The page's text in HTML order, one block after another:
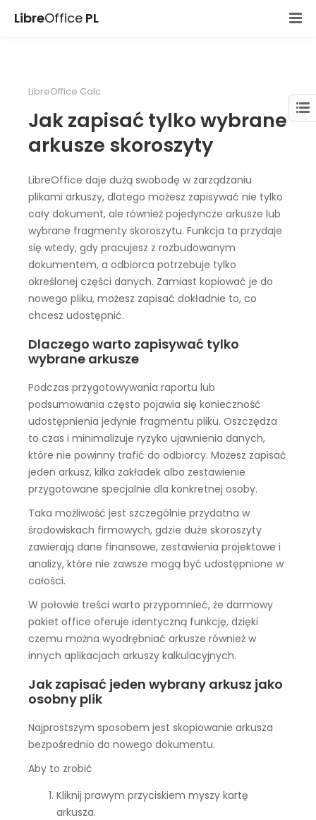
LibreOffice PL
LibreOffice Calc
Jak zapisać tylko wybrane
arkusze skoroszyty
LibreOffice daje dużą swobodę w zarządzaniu
plikami arkuszy, dlatego możesz zapisywać nie tylko
cały dokument, ale również pojedyncze arkusze lub
wybrane fragmenty skoroszytu. Funkcja ta przydaje
się wtedy, gdy pracujesz z rozbudowanym
dokumentem, a odbiorca potrzebuje tylko
określonej części danych. Zamiast kopiować je do
nowego pliku, możesz zapisać dokładnie to, co
chcesz udostępnić.
Dlaczego warto zapisywać tylko
wybrane arkusze
Podczas przygotowywania raportu lub
podsumowania często pojawia się konieczność
udostępnienia jedynie fragmentu pliku. Oszczędza
to czas i minimalizuje ryzyko ujawnienia danych,
które nie powinny trafić do odbiorcy. Możesz zapisać
jeden arkusz, kilka zakładek albo zestawienie
przygotowane specjalnie dla konkretnej osoby.
Taka możliwość jest szczególnie przydatna w
środowiskach firmowych, gdzie duże skoroszyty
zawierają dane finansowe, zestawienia projektowe i
analizy, które nie zawsze mogą być udostępnione w
całości.
W połowie treści warto przypomnieć, że darmowy
pakiet office oferuje identyczną funkcję, dzięki
czemu można wyodrębniać arkusze również w
innych aplikacjach arkuszy kalkulacyjnych.
Jak zapisać jeden wybrany arkusz jako
osobny plik
Najprostszym sposobem jest skopiowanie arkusza
bezpośrednio do nowego dokumentu.
Aby to zrobić
Kliknij prawym przyciskiem myszy kartę
arkusza.